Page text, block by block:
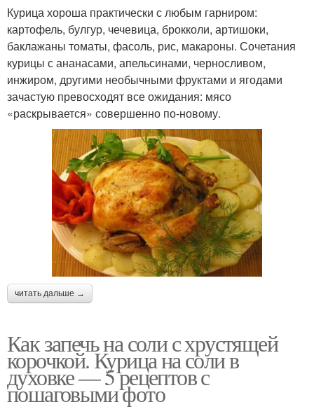
Курица хороша практически с любым гарниром:
картофель, булгур, чечевица, брокколи, артишоки,
баклажаны томаты, фасоль, рис, макароны. Сочетания
курицы с ананасами, апельсинами, черносливом,
инжиром, другими необычными фруктами и ягодами
зачастую превосходят все ожидания: мясо
«раскрывается» совершенно по-новому.
читать дальше →
Как запечь на соли с хрустящей
корочкой. Курица на соли в
духовке — 5 рецептов с
пошаговыми фото